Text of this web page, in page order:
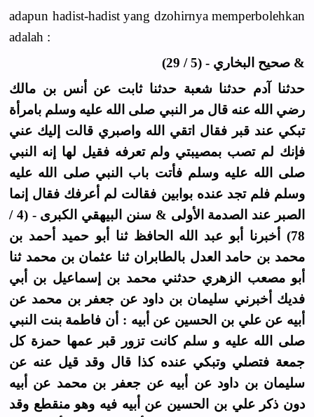
adapun hadist-hadist yang dzohirnya memperbolehkan
adalah :
& صحيح البخاري - (5 / 29)
حدثنا آدم حدثنا شعبة حدثنا ثابت عن أنس بن مالك
رضي الله عنه قال مر النبي صلى الله عليه وسلم بامرأة
تبكي عند قبر فقال اتقي الله واصبري قالت إليك عني
فإنك لم تصب بمصيبتي ولم تعرفه فقيل لها إنه النبي
صلى الله عليه وسلم فأتت باب النبي صلى الله عليه
وسلم فلم تجد عنده بوابين فقالت لم أعرفك فقال إنما
الصبر عند الصدمة الأولى & سنن البيهقي الكبرى - (4 /
78) أخبرنا أبو عبد الله الحافظ ثنا أبو حميد أحمد بن
محمد بن حامد العدل بالطابران ثنا عثمان بن محمد ثنا
أبو مصعب الزهري حدثني محمد بن إسماعيل بن أبي
فديك أخبرني سليمان بن داود عن جعفر بن محمد عن
أبيه عن علي بن الحسين عن أبيه : أن فاطمة بنت النبي
صلى الله عليه و سلم كانت تزور قبر عمها حمزة كل
جمعة فتصلي وتبكي عنده كذا قال وقد قيل عنه عن
سليمان بن داود عن أبيه عن جعفر بن محمد عن أبيه
دون ذكر علي بن الحسين عن أبيه فيه وهو منقطع وقد